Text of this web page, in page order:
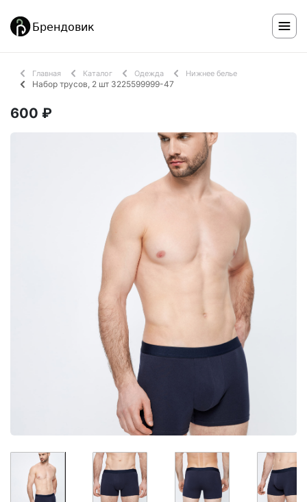
Главная Каталог Одежда Нижнее белье
Набор трусов, 2 шт 3225599999-47
600 ₽